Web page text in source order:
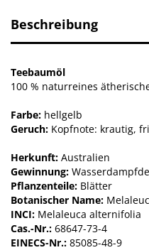
Beschreibung
Teebaumöl
100 % naturreines
Farbe: hellgelb
Geruch: Kopfnote: krautig,
Herkunft: Australien
Gewinnung:
Pflanzenteile: Blätter
Botanischer Name:
INCI: Melaleuca alternifolia
Cas.-Nr.: 68647-73-4
EINECS-Nr.: 85085-48-9